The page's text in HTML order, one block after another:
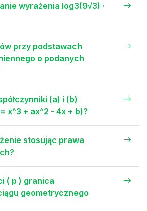
wyrażenia log3(9√3) ·
przy podstawach
o podanych
(a) i (b)
x^3 + ax^2 - 4x + b)?
stosując prawa
( p ) granica
geometrycznego